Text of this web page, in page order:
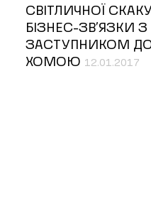
СВІТЛИЧНОЇ
БІЗНЕС-ЗВ’ЯЗКИ
ЗАСТУПНИКОМ
ХОМОЮ 12.01.2017